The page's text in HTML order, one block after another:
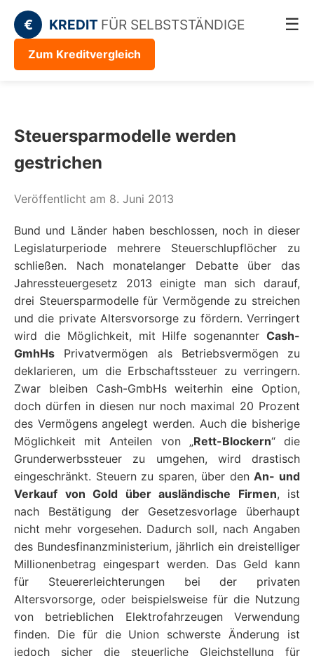
€ KREDIT FÜR SELBSTSTÄNDIGE ☰
Zum Kreditvergleich
Steuersparmodelle werden
gestrichen
Veröffentlicht am 8. Juni 2013
Bund und Länder haben beschlossen, noch in dieser
Legislaturperiode mehrere Steuerschlupflöcher zu
schließen. Nach monatelanger Debatte über das
Jahressteuergesetz 2013 einigte man sich darauf,
drei Steuersparmodelle für Vermögende zu streichen
und die private Altersvorsorge zu fördern. Verringert
wird die Möglichkeit, mit Hilfe sogenannter Cash-
GmhHs Privatvermögen als Betriebsvermögen zu
deklarieren, um die Erbschaftssteuer zu verringern.
Zwar bleiben Cash-GmbHs weiterhin eine Option,
doch dürfen in diesen nur noch maximal 20 Prozent
des Vermögens angelegt werden. Auch die bisherige
Möglichkeit mit Anteilen von „Rett-Blockern“ die
Grunderwerbssteuer zu umgehen, wird drastisch
eingeschränkt. Steuern zu sparen, über denAn- und
Verkauf von Gold über ausländische Firmen, ist
nach Bestätigung der Gesetzesvorlage überhaupt
nicht mehr vorgesehen. Dadurch soll, nach Angaben
des Bundesfinanzministerium, jährlich ein dreistelliger
Millionenbetrag eingespart werden. Das Geld kann
für Steuererleichterungen bei der privaten
Altersvorsorge, oder beispielsweise für die Nutzung
von betrieblichen Elektrofahrzeugen Verwendung
finden. Die für die Union schwerste Änderung ist
jedoch sicher die steuerliche Gleichstellung für